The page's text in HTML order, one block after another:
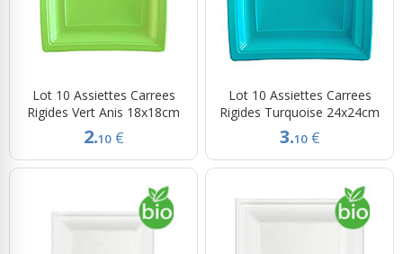
Lot 10 Assiettes Carrees
Rigides Vert Anis 18x18cm
2.10 €
Lot 10 Assiettes Carrees
Rigides Turquoise 24x24cm
3.10 €